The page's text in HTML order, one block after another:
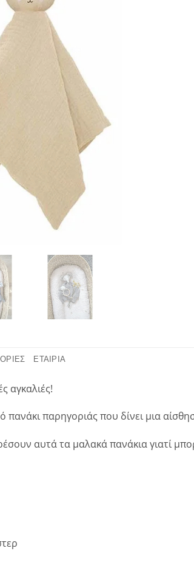
ΕΤΑΙΡΊΑ
αγκαλιές!
παρηγοριάς που δίνει μια
αυτά τα μαλακά πανάκια γιατί